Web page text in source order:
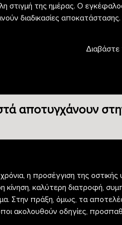
στιγμή της ημέρας. Ο
διαδικασίες
Διαβάστε
αποτυγχάνουν
η προσέγγιση της οστικής
κίνηση, καλύτερη διατροφή,
Στην πράξη, όμως, τα
ακολουθούν οδηγίες,